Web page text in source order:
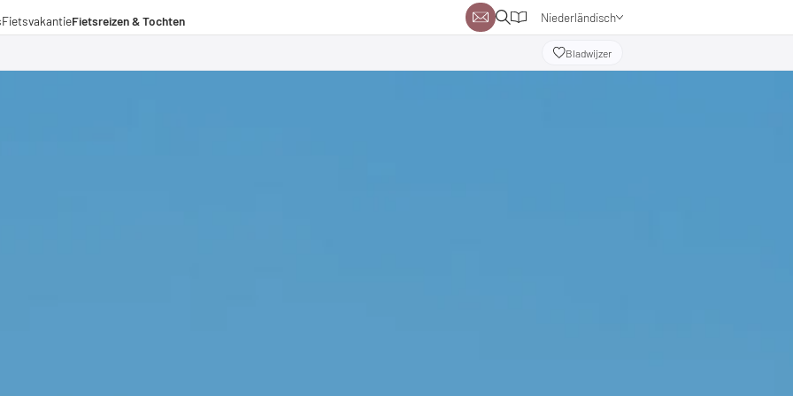
FietsvakantieFietsreizen & Tochten Niederländisch
Deutsch
EnglischBladwijzer